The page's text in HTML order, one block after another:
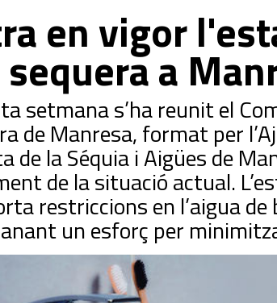
en vigor
a
setmana s’ha reunit el
de Manresa, format per
de la Séquia i Aigües de
de la situació actual.
restriccions en l’aigua
un esforç per